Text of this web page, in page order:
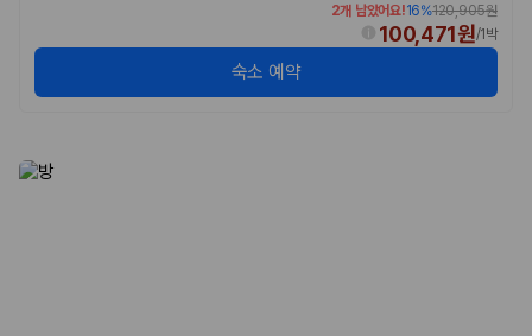
제주도 렌트카 차종별 가격비교
준중형·중형차
2개 남았어요!16%120,905원
100,471원/1박
숙소 예약